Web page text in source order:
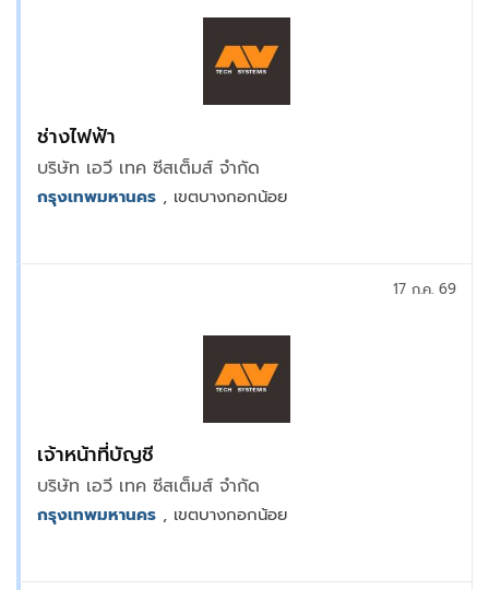
ช่างไฟฟ้า
บริษัท เอวี เทค ซีสเต็มส์ จำกัด
กรุงเทพมหานคร , เขตบางกอกน้อย
เจ้าหน้าที่บัญชี
บริษัท เอวี เทค ซีสเต็มส์ จำกัด
17 ก.ค. 69
กรุงเทพมหานคร , เขตบางกอกน้อย